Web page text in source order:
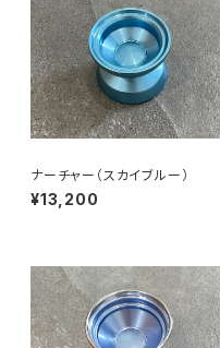
ナーチャー（スカイブルー）
¥13,200